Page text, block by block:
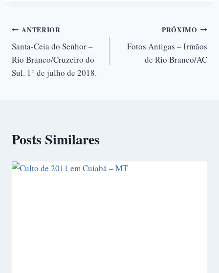
ANTERIOR
Santa-Ceia do Senhor –
Rio Branco/Cruzeiro do
Sul. 1° de julho de 2018.
PRÓXIMO
Fotos Antigas – Irmãos
de Rio Branco/AC
Posts Similares